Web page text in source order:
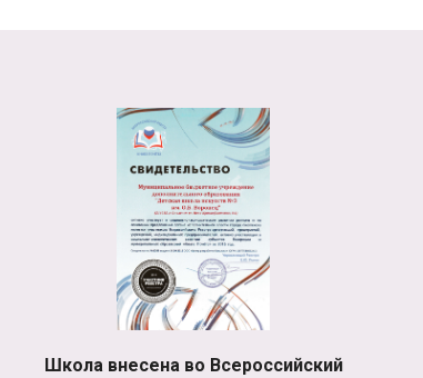
Школа внесена во Всероссийский